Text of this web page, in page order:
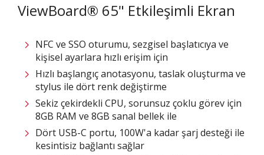
ViewBoard® 65" Etkileşimli Ekran
NFC ve SSO oturumu, sezgisel başlatıcıya ve
kişisel ayarlara hızlı erişim için
Hızlı başlangıç anotasyonu, taslak oluşturma ve
stylus ile dört renk değiştirme
Sekiz çekirdekli CPU, sorunsuz çoklu görev için
8GB RAM ve 8GB sanal bellek ile
Dört USB-C portu, 100W'a kadar şarj desteği ile
kesintisiz bağlantı sağlar